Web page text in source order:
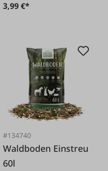
3,99 €*
#134740
Waldboden Einstreu
60l